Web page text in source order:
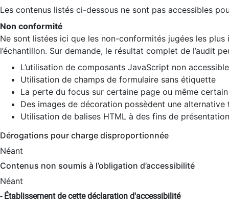
Les contenus listés ci-dessous ne sont pas accessibles
Non conformité
Ne sont listées ici que les non-conformités jugées les
l’échantillon. Sur demande, le résultat complet de l’audit
L’utilisation de composants JavaScript non
Utilisation de champs de formulaire sans étiquette
La perte du focus sur certaine page ou même
Des images de décoration possèdent une alternative
Utilisation de balises HTML à des fins de
Dérogations pour charge disproportionnée
Néant
Contenus non soumis à l’obligation d’accessibilité
Néant
- Établissement de cette déclaration d'accessibilité